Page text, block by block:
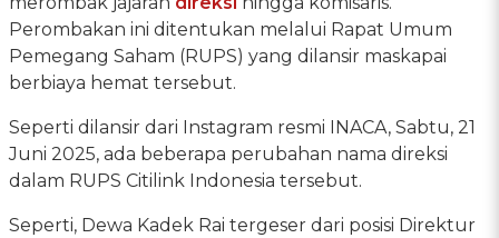
Perombakan ini ditentukan melalui Rapat Umum
Pemegang Saham (RUPS) yang dilansir maskapai
berbiaya hemat tersebut.
Seperti dilansir dari Instagram resmi INACA, Sabtu, 21
Juni 2025, ada beberapa perubahan nama direksi
dalam RUPS Citilink Indonesia tersebut.
Seperti, Dewa Kadek Rai tergeser dari posisi Direktur